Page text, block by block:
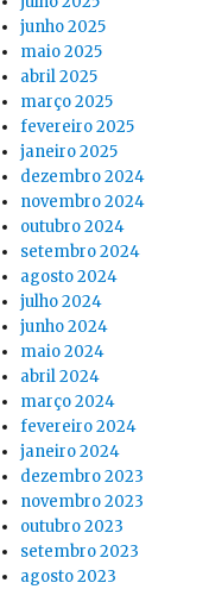
junho 2025
maio 2025
abril 2025
março 2025
fevereiro 2025
janeiro 2025
dezembro 2024
novembro 2024
outubro 2024
setembro 2024
agosto 2024
julho 2024
junho 2024
maio 2024
abril 2024
março 2024
fevereiro 2024
janeiro 2024
dezembro 2023
novembro 2023
outubro 2023
setembro 2023
agosto 2023